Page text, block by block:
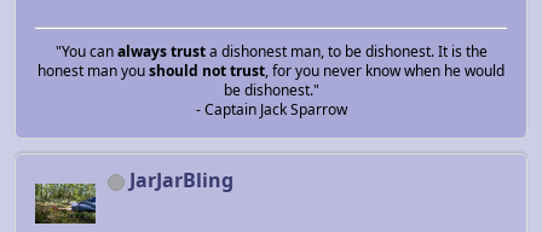
"You canalways trusta dishonest man, to be dishonest. It is the
honest man youshould not trust, for you never know when he would
be dishonest."
- Captain Jack Sparrow
JarJarBling